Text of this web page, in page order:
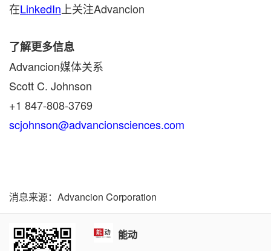
在LinkedIn 上关注Advancion
了解更多信息
Advancion媒体关系
Scott C. Johnson
+1 847-808-3769
scjohnson@advancionsciences.com
消息来源：Advancion Corporation
能动